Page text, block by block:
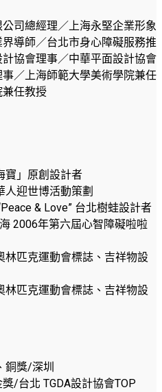
司總經理／上海永堅企業形象
導師／台北市身心障礙服務推
協會理事／中華平面設計協會
／上海師範大學美術學院兼任
任教授
寶」原創設計者
迎世博活動策劃
& Love” 台北樹蛙設計者
2006年第六屆心智障礙啦啦
匹克運動會標誌、吉祥物設
匹克運動會標誌、吉祥物設
銅獎/深圳
/台北 TGDA設計協會TOP